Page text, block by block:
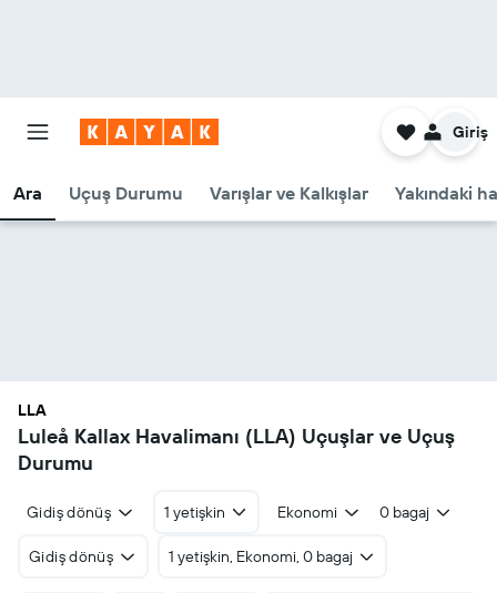
Ara Uçuş Durumu Varışlar ve Kalkışlar Yakındaki
Giriş
LLA
Luleå Kallax Havalimanı (LLA) Uçuşlar ve Uçuş
Durumu
Gidiş dönüş 1 yetişkin Ekonomi 0 bagaj
Gidiş dönüş 1 yetişkin, Ekonomi, 0 bagaj